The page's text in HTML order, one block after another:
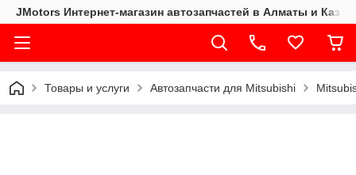
JMotors Интернет-магазин автозапчастей в Алматы и
Товары и услуги Автозапчасти для Mitsubishi